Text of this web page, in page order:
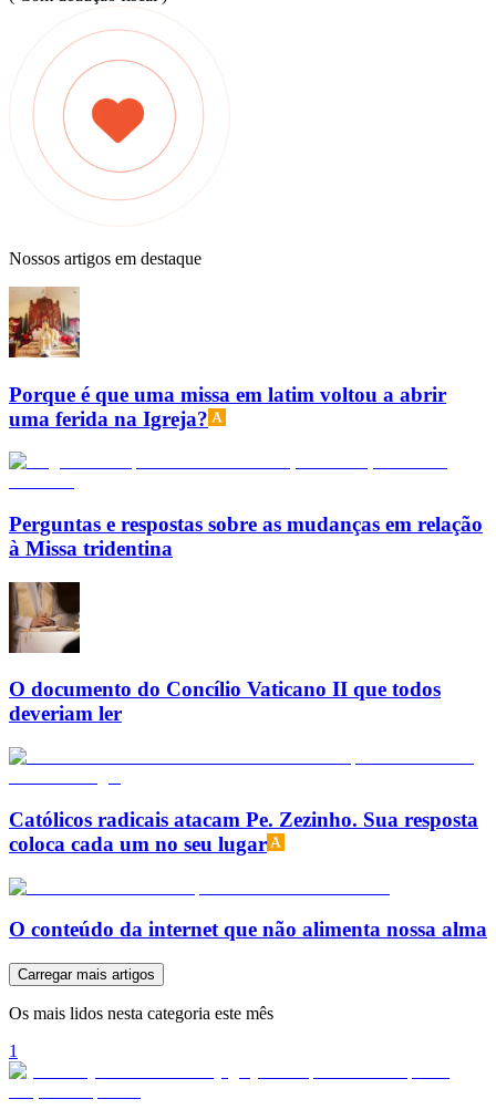
Nossos artigos em destaque
Porque é que uma missa em latim voltou a abrir
uma ferida na Igreja?
Perguntas e respostas sobre as mudanças em relação
à Missa tridentina
O documento do Concílio Vaticano II que todos
deveriam ler
Católicos radicais atacam Pe. Zezinho. Sua resposta
coloca cada um no seu lugar
O conteúdo da internet que não alimenta nossa alma
Carregar mais artigos
Os mais lidos nesta categoria este mês
1